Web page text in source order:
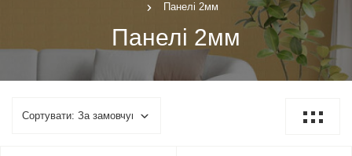
Панелі 2мм
Панелі 2мм